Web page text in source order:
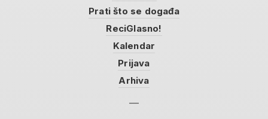
Prati što se događa
ReciGlasno!
Kalendar
Prijava
Arhiva